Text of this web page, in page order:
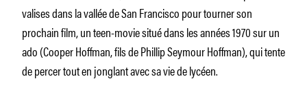
valises dans la vallée de San Francisco pour tourner son
prochain film, un teen-movie situé dans les années 1970 sur un
ado (Cooper Hoffman, fils de Phillip Seymour Hoffman), qui tente
de percer tout en jonglant avec sa vie de lycéen.